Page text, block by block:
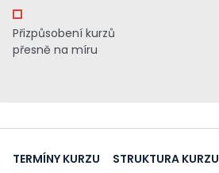
Přizpůsobení kurzů
přesně na míru
TERMÍNY KURZU
STRUKTURA KURZU